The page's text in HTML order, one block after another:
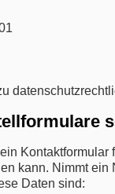
kann. Nimmt
Daten sind: